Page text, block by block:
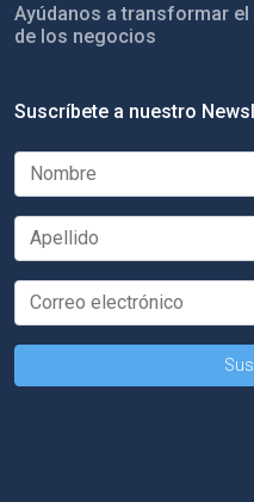
Ayúdanos a transformar el
de los negocios
Suscríbete a nuestro